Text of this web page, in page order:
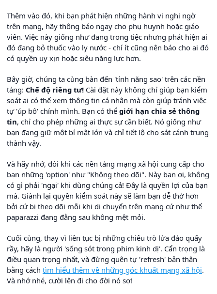
Thêm vào đó, khi bạn phát hiện những hành vi nghi ngờ
trên mạng, hãy thông báo ngay cho phụ huynh hoặc giáo
viên. Việc này giống như đang trong tiệc nhưng phát hiện ai
đó đang bỏ thuốc vào ly nước - chí ít cũng nên báo cho ai đó
có quyền uy xịn hoặc siêu năng lực hơn.
Bây giờ, chúng ta cùng bàn đến 'tính năng sao' trên các nền
tảng: Chế độ riêng tư! Cài đặt này không chỉ giúp bạn kiểm
soát ai có thể xem thông tin cá nhân mà còn giúp tránh việc
tự 'úp bô' chính mình. Bạn có thể giới hạn chia sẻ thông
tin, chỉ cho phép những ai thực sự cần biết. Nó giống như
bạn đang giữ một bí mật lớn và chỉ tiết lộ cho sát cánh trung
thành vậy.
Và hãy nhớ, đôi khi các nền tảng mạng xã hội cung cấp cho
bạn những 'option' như "Không theo dõi". Này bạn ơi, không
có gì phải 'ngại' khi dùng chúng cả! Đây là quyền lợi của bạn
mà. Giành lại quyền kiểm soát này sẽ làm bạn dễ thở hơn
bởi cứ bị theo dõi mỗi khi di chuyển trên mạng cứ như thể
paparazzi đang đằng sau không mệt mỏi.
Cuối cùng, thay vì liên tục bị những chiêu trò lừa đảo quấy
rầy, hãy là người 'sống sót trong phim kinh dị'. Cẩn trọng là
điều quan trọng nhất, và đừng quên tự 'refresh' bản thân
bằng cách tìm hiểu thêm về những góc khuất mạng xã hội.
Và nhớ nhé, cười lên đi cho đời nó sợ!